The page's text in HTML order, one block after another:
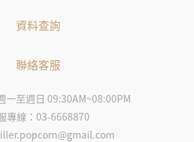
資料查詢
聯絡客服
一至週日 09:30AM~08:00PM
專線：03-6668870